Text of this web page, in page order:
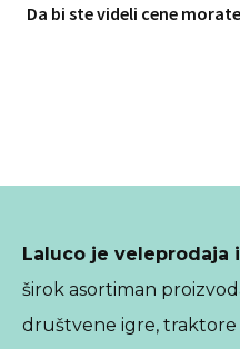
Da bi ste videli cene
Laluco je veleprodaja
širok asortiman
društvene igre, traktore